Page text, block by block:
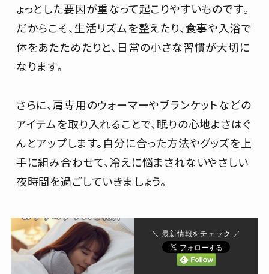
ょっとした要因が重なって起こりやすいものです。
だからこそ、生活リズムを整えたり、食事や入浴で
体をあたためたりと、日常の小さな習慣が大切に
なります。
さらに、肩専用のウォーマーやブランケットなどの
アイテムを取り入れることで、眠りの心地よさはぐ
んとアップします。自分に合った方法やグッズを上
手に組み合わせて、冷えに悩まされないやさしい
夜時間を過ごしていきましょう。
＼ 最新情報をチェック ／